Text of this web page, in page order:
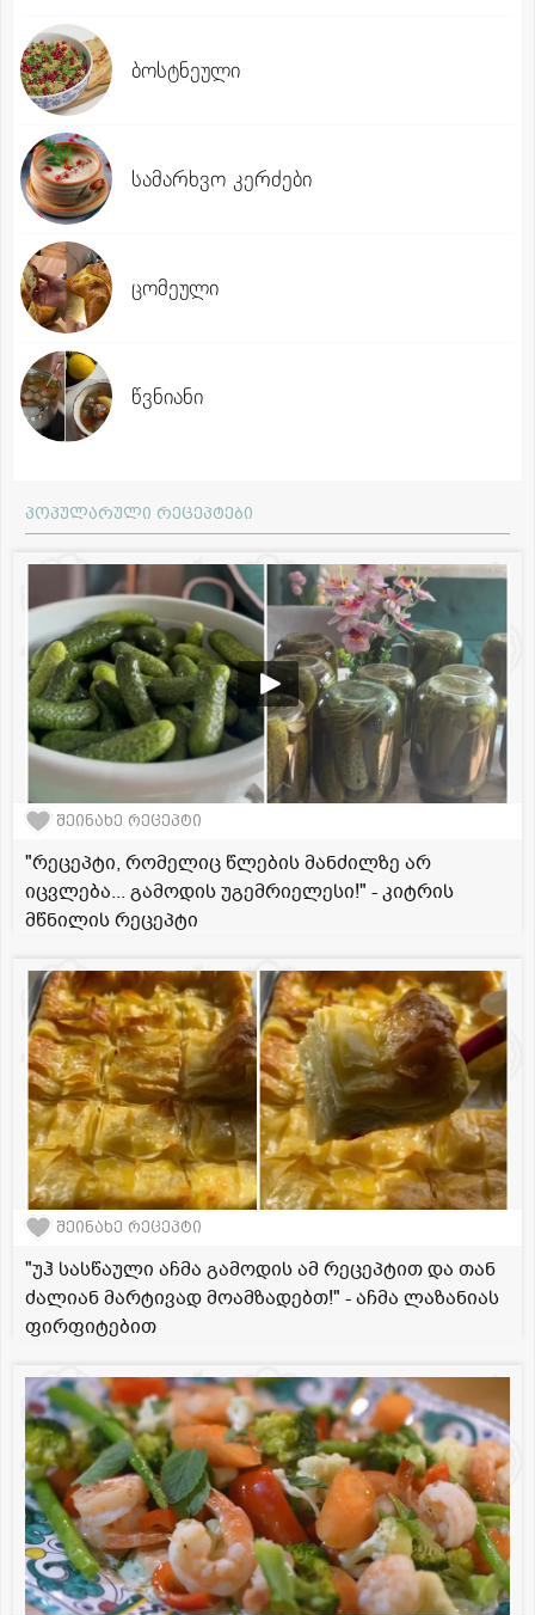
ბოსტნეული
სამარხვო კერძები
ცომეული
წვნიანი
პოპულარული რეცეპტები
შეინახე რეცეპტი
"რეცეპტი, რომელიც წლების მანძილზე არ
იცვლება... გამოდის უგემრიელესი!" - კიტრის
მწნილის რეცეპტი
შეინახე რეცეპტი
"უჰ სასწაული აჩმა გამოდის ამ რეცეპტით და თან
ძალიან მარტივად მოამზადებთ!" - აჩმა ლაზანიას
ფირფიტებით